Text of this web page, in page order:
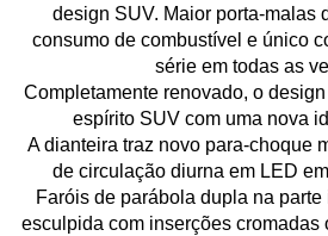
design SUV. Maior porta-malas
consumo de combustível e único
série em todas as
Completamente renovado, o
espírito SUV com uma nova
A dianteira traz novo para-choque
de circulação diurna em LED
Faróis de parábola dupla na parte
esculpida com inserções cromadas